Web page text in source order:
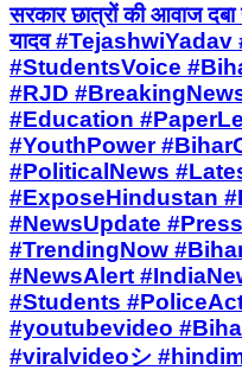
सरकार छात्रों की आवाज
यादव
#StudentsVoice
#RJD
#Education
#YouthPower
#PoliticalNews
#ExposeHindustan
#NewsUpdate
#TrendingNow
#NewsAlert
#Students
#youtubevideo
#viralvideoシ